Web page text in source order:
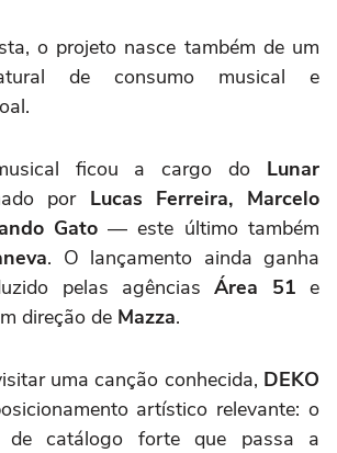
o projeto nasce também de um
de consumo musical e
ficou a cargo do Lunar
por Lucas Ferreira, Marcelo
Gato— este último também
. O lançamento ainda ganha
pelas agênciasÁrea 51 e
direção de Mazza.
uma canção conhecida, DEKO
artístico relevante: o
de catálogo forte que passa a